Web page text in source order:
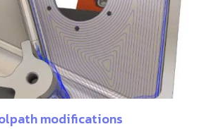
modifications